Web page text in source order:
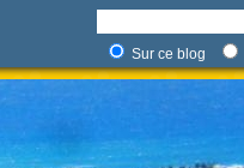
Sur ce blog